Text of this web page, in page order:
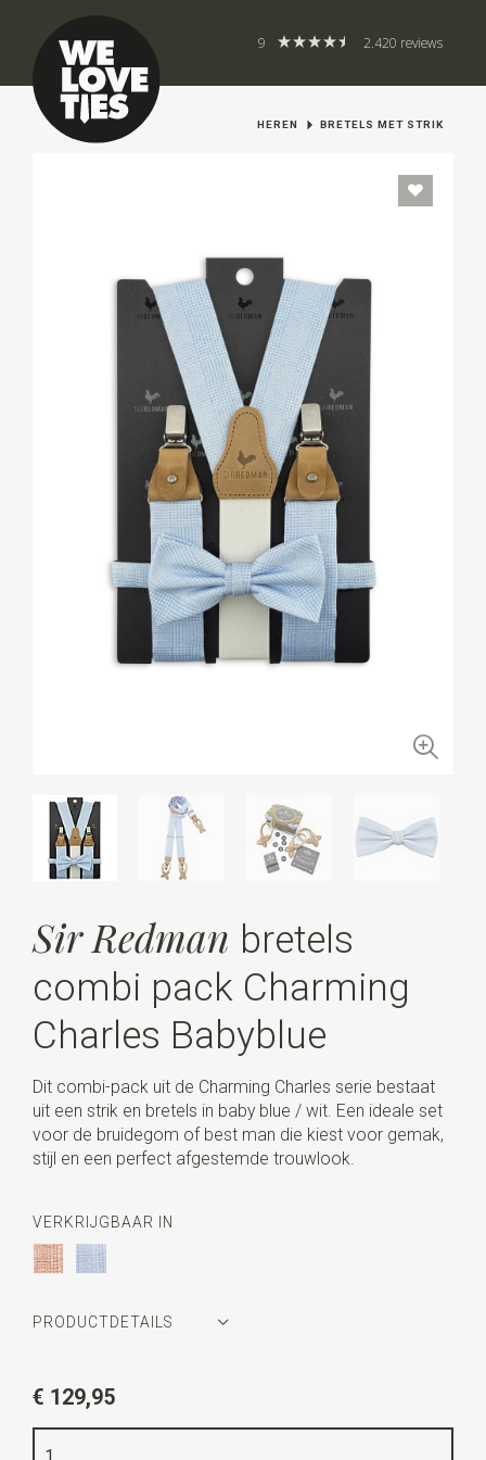
9 2.420 reviews
HEREN BRETELS MET STRIK
Sir Redman bretels
combi pack Charming
Charles Babyblue
Dit combi-pack uit de Charming Charles serie bestaat
uit een strik en bretels in baby blue / wit. Een ideale set
voor de bruidegom of best man die kiest voor gemak,
stijl en een perfect afgestemde trouwlook.
VERKRIJGBAAR IN
PRODUCTDETAILS
lichtblauw / wit
Kwaliteit
€ 129,95